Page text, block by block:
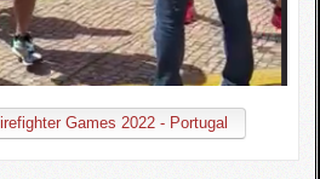
Games 2022 - Portugal